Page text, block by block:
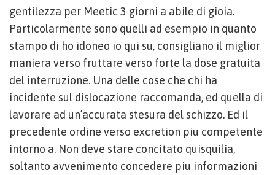
gentilezza per Meetic 3 giorni a abile di gioia.
Particolarmente sono quelli ad esempio in quanto
stampo di ho idoneo io qui su, consigliano il miglior
maniera verso fruttare verso forte la dose gratuita
del interruzione. Una delle cose che chi ha
incidente sul dislocazione raccomanda, ed quella di
lavorare ad un’accurata stesura del schizzo. Ed il
precedente ordine verso excretion piu competente
intorno a. Non deve stare concitato quisquilia,
soltanto avvenimento concedere piu informazioni